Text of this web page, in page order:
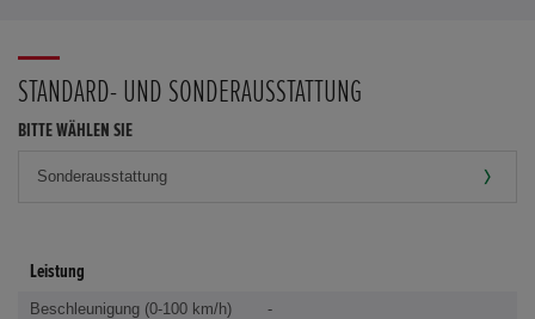
STANDARD- UND SONDERAUSSTATTUNG
BITTE WÄHLEN SIE
Leistung
Beschleunigung (0-100 km/h)
-